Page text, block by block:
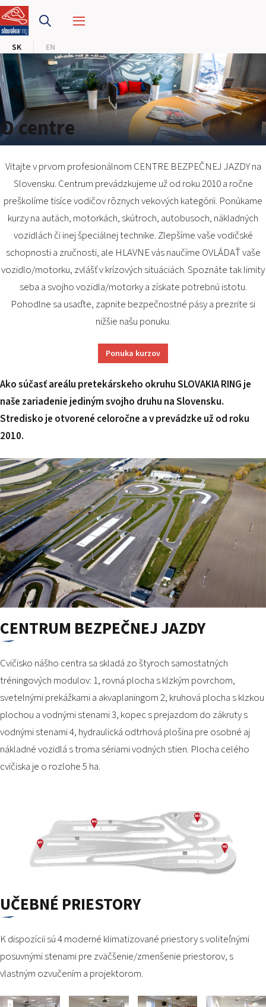
SK EN
PRETEKÁRSKY OKRUH
MOTOKÁRY
CENTRUM BEZPEČNEJ JAZDY
HOTEL RING
KALENDÁR
SK
EN
MAPA STRÁNKY
E-SHOP A VSTUPENKY
PRE FIRMY
PODUJATIA 2026
KONTAKTY
O centre
Vitajte v prvom profesionálnom CENTRE BEZPEČNEJ JAZDY na
Slovensku. Centrum prevádzkujeme už od roku 2010 a ročne
preškolíme tisíce vodičov rôznych vekových kategórii. Ponúkame
kurzy na autách, motorkách, skútroch, autobusoch, nákladných
vozidlách či inej špeciálnej technike. Zlepšíme vaše vodičské
schopnosti a zručnosti, ale HLAVNE vás naučíme OVLÁDAŤ vaše
vozidlo/motorku, zvlášť v krízových situáciách. Spoznáte tak limity
seba a svojho vozidla/motorky a získate potrebnú istotu.
Pohodlne sa usaďte, zapnite bezpečnostné pásy a prezrite si
nižšie našu ponuku.
Ponuka kurzov
Ako súčasť areálu pretekárskeho okruhu SLOVAKIA RING je
naše zariadenie jediným svojho druhu na Slovensku.
Stredisko je otvorené celoročne a v prevádzke už od roku
2010.
CENTRUM BEZPEČNEJ JAZDY
Cvičisko nášho centra sa skladá zo štyroch samostatných
tréningových modulov: 1, rovná plocha s klzkým povrchom,
svetelnými prekážkami a akvaplaningom 2, kruhová plocha s klzkou
plochou a vodnými stenami 3, kopec s prejazdom do zákruty s
vodnými stenami 4, hydraulická odtrhová plošina pre osobné aj
nákladné vozidlá s troma sériami vodných stien. Plocha celého
cvičiska je o rozlohe 5 ha.
UČEBNÉ PRIESTORY
K dispozícii sú 4 moderné klimatizované priestory s voliteľnými
posuvnými stenami pre zväčšenie/zmenšenie priestorov, s
vlastným ozvučením a projektorom.